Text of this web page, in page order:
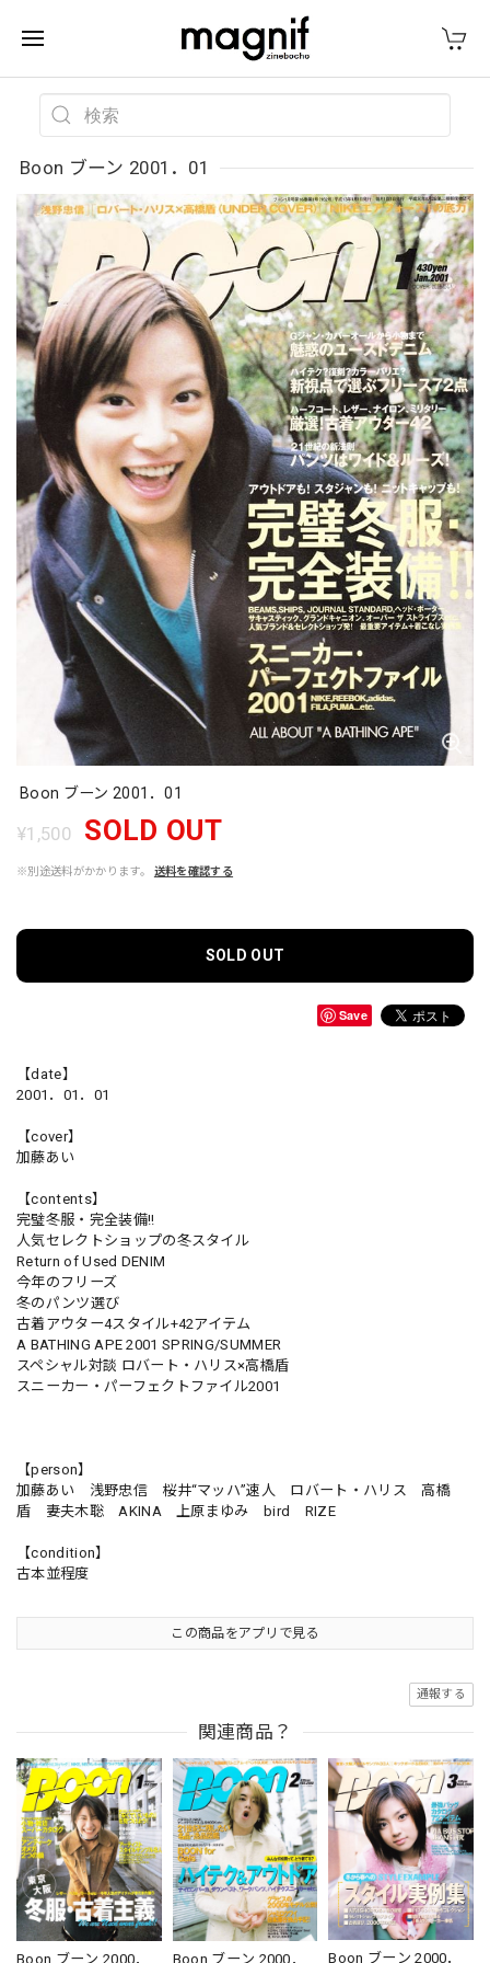
Boon ブーン 2001．01
Boon ブーン 2001．01
¥1,500 SOLD OUT
※別途送料がかかります。 送料を確認する
SOLD OUT
Save
【date】
2001．01．01
【cover】
加藤あい
【contents】
完璧冬服・完全装備!!
人気セレクトショップの冬スタイル
Return of Used DENIM
今年のフリーズ
冬のパンツ選び
古着アウター4スタイル+42アイテム
A BATHING APE 2001 SPRING/SUMMER
スペシャル対談 ロバート・ハリス×高橋盾
スニーカー・パーフェクトファイル2001
【person】
加藤あい 浅野忠信 桜井“マッハ”速人 ロバート・ハリス 高橋
盾 妻夫木聡 AKINA 上原まゆみ bird RIZE
【condition】
古本並程度
この商品をアプリで見る
通報する
関連商品？
Boon ブーン 2000． Boon ブーン 2000． Boon ブーン 2000．